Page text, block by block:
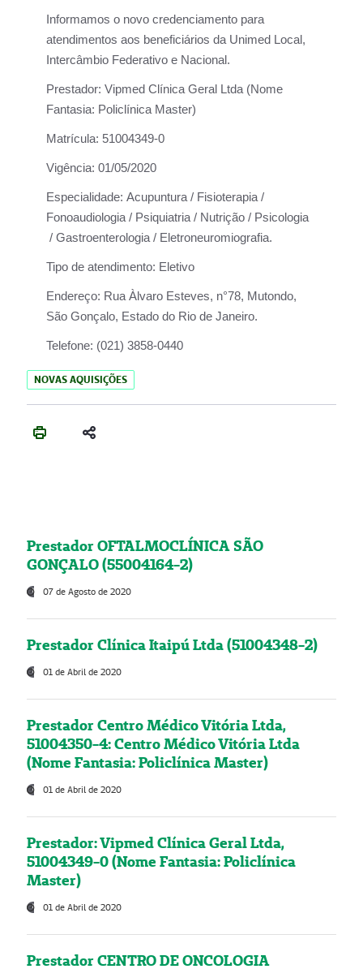
Informamos o novo credenciamento para
atendimentos aos beneficiários da Unimed Local,
Intercâmbio Federativo e Nacional.
Prestador: Vipmed Clínica Geral Ltda (Nome
Fantasia: Policlínica Master)
Matrícula: 51004349-0
Vigência: 01/05/2020
Especialidade: Acupuntura / Fisioterapia /
Fonoaudiologia / Psiquiatria / Nutrição / Psicologia
/ Gastroenterologia / Eletroneuromiografia.
Tipo de atendimento: Eletivo
Endereço: Rua Àlvaro Esteves, n°78, Mutondo,
São Gonçalo, Estado do Rio de Janeiro.
Telefone: (021) 3858-0440
NOVAS AQUISIÇÕES
Prestador OFTALMOCLÍNICA SÃO
GONÇALO (55004164-2)
07 de Agosto de 2020
Prestador Clínica Itaipú Ltda (51004348-2)
01 de Abril de 2020
Prestador Centro Médico Vitória Ltda,
51004350-4: Centro Médico Vitória Ltda
(Nome Fantasia: Policlínica Master)
01 de Abril de 2020
Prestador: Vipmed Clínica Geral Ltda,
51004349-0 (Nome Fantasia: Policlínica
Master)
01 de Abril de 2020
Prestador CENTRO DE ONCOLOGIA